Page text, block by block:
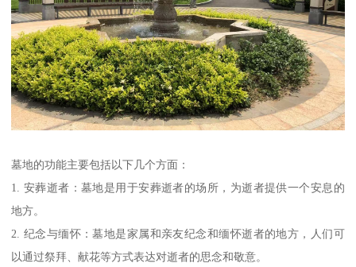
墓地的功能主要包括以下几个方面：
1. 安葬逝者：墓地是用于安葬逝者的场所，为逝者提供一个安息的
地方。
2. 纪念与缅怀：墓地是家属和亲友纪念和缅怀逝者的地方，人们可
以通过祭拜、献花等方式表达对逝者的思念和敬意。